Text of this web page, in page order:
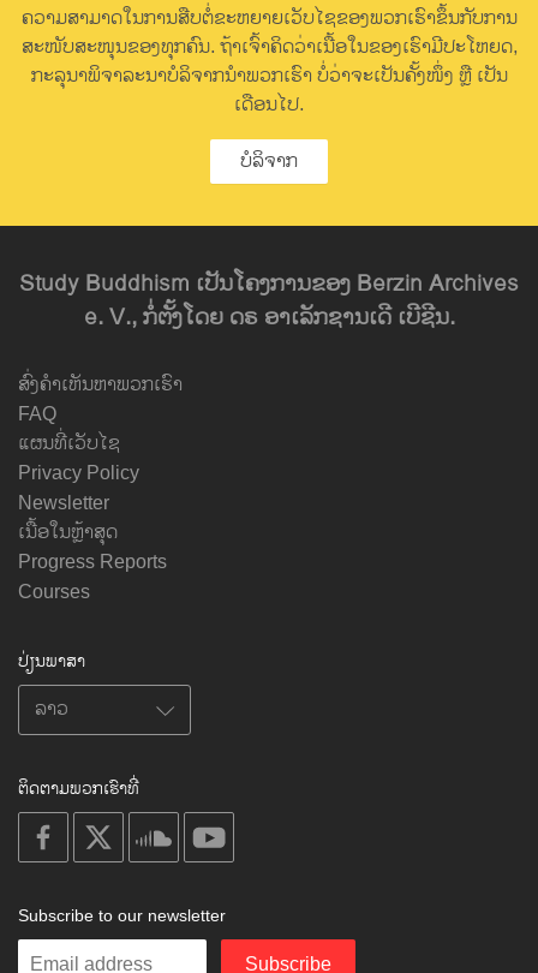
ຄວາມສາມາດໃນການສືບຕໍ່ຂະຫຍາຍເວັບໄຊຂອງພວກເຮົາຂຶ້ນກັບການ
ສະໜັບສະໜຸນຂອງທຸກຄົນ. ຖ້າເຈົ້າຄິດວ່າເນື້ອໃນຂອງເຮົາມີປະໂຫຍດ,
ກະລຸນາພິຈາລະນາບໍລິຈາກນຳພວກເຮົາ ບໍ່ວ່າຈະເປັນຄັ້ງໜຶ່ງ ຫຼື ເປັນ
ເດືອນໄປ.
ບໍລິຈາກ
Study Buddhism ເປັນໂຄງການຂອງ Berzin Archives
e. V., ກໍ່ຕັ້ງໂດຍ ດຣ ອາເລັກຊານເດີ ເບີຊີນ.
ສົ່ງຄຳເຫັນຫາພວກເຮົາ
FAQ
ແຜນທີ່ເວັບໄຊ
Privacy Policy
Newsletter
ເນື້ອໃນຫຼ້າສຸດ
Progress Reports
Courses
ປ່ຽນພາສາ
ຕິດຕາມພວກເຮົາທີ່
on
facebook
on
on
soundcloud
on
Subscribe to our newsletter
Enter
Subscribe